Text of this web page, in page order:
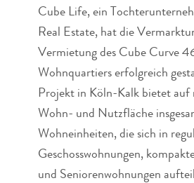
Cube Life, ein
Real Estate, hat die
Vermietung des Cube Curve
Wohnquartiers erfolgreich
Projekt in Köln-Kalk bietet auf
Wohn- und Nutzfläche
Wohneinheiten, die sich in
Geschosswohnungen,
und Seniorenwohnungen